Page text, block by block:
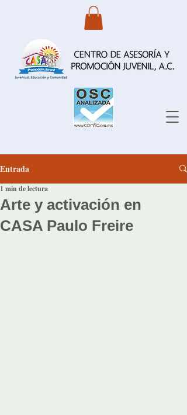
Entrada
Arte y activación en
CASA Paulo Freire
1 min de lectura